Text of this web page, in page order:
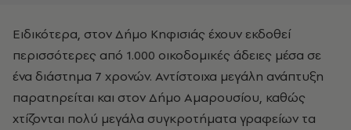
Ειδικότερα, στον Δήμο Κηφισιάς έχουν εκδοθεί
περισσότερες από 1.000 οικοδομικές άδειες μέσα σε
ένα διάστημα 7 χρονών. Αντίστοιχα μεγάλη ανάπτυξη
παρατηρείται και στον Δήμο Αμαρουσίου, καθώς
χτίζονται πολύ μεγάλα συγκροτήματα γραφείων τα